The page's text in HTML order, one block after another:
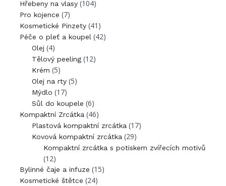
Hřebeny na vlasy (104)
Pro kojence (7)
Kosmetické Pinzety (41)
Péče o pleť a koupel (42)
Olej (4)
Tělový peeling (12)
Krém (5)
Olej na rty (5)
Mýdlo (17)
Sůl do koupele (6)
Kompaktní Zrcátka (46)
Plastová kompaktní zrcátka (17)
Kovová kompaktní zrcátka (29)
Kompaktní zrcátka s potiskem zvířecích motivů
(12)
Bylinné čaje a infuze (15)
Kosmetické štětce (24)